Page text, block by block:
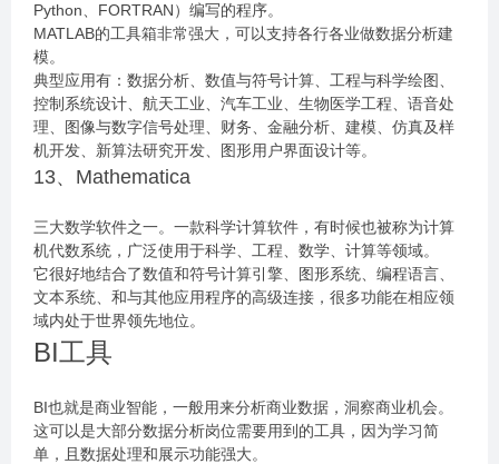
Python、FORTRAN）编写的程序。
MATLAB的工具箱非常强大，可以支持各行各业做数据分析建
模。
典型应用有：数据分析、数值与符号计算、工程与科学绘图、
控制系统设计、航天工业、汽车工业、生物医学工程、语音处
理、图像与数字信号处理、财务、金融分析、建模、仿真及样
机开发、新算法研究开发、图形用户界面设计等。
13、Mathematica
三大数学软件之一。一款科学计算软件，有时候也被称为计算
机代数系统，广泛使用于科学、工程、数学、计算等领域。
它很好地结合了数值和符号计算引擎、图形系统、编程语言、
文本系统、和与其他应用程序的高级连接，很多功能在相应领
域内处于世界领先地位。
BI工具
BI也就是商业智能，一般用来分析商业数据，洞察商业机会。
这可以是大部分数据分析岗位需要用到的工具，因为学习简
单，且数据处理和展示功能强大。